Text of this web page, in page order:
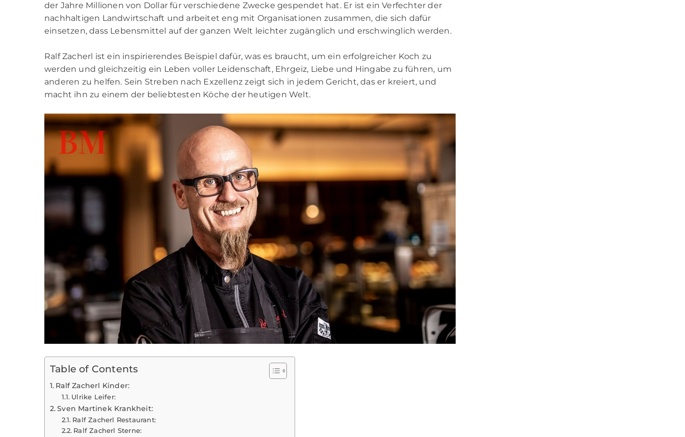
der Jahre Millionen von Dollar für verschiedene Zwecke gespendet hat. Er ist ein Verfechter der
nachhaltigen Landwirtschaft und arbeitet eng mit Organisationen zusammen, die sich dafür
einsetzen, dass Lebensmittel auf der ganzen Welt leichter zugänglich und erschwinglich werden.
Ralf Zacherl ist ein inspirierendes Beispiel dafür, was es braucht, um ein erfolgreicher Koch zu
werden und gleichzeitig ein Leben voller Leidenschaft, Ehrgeiz, Liebe und Hingabe zu führen, um
anderen zu helfen. Sein Streben nach Exzellenz zeigt sich in jedem Gericht, das er kreiert, und
macht ihn zu einem der beliebtesten Köche der heutigen Welt.
Table of Contents
Ralf Zacherl Kinder:
Ulrike Leifer:
Sven Martinek Krankheit:
Ralf Zacherl Restaurant:
Ralf Zacherl Sterne: